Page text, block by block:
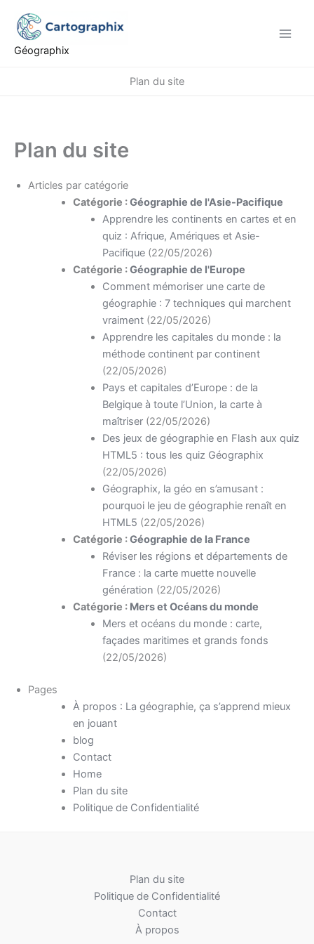
contenu
Géographix
Plan du site
Plan du site
Articles par catégorie
Catégorie :Géographie de l'Asie-Pacifique
Apprendre les continents en cartes et en
quiz : Afrique, Amériques et Asie-
Pacifique(22/05/2026)
Catégorie :Géographie de l'Europe
Comment mémoriser une carte de
géographie : 7 techniques qui marchent
vraiment(22/05/2026)
Apprendre les capitales du monde : la
méthode continent par continent
(22/05/2026)
Pays et capitales d’Europe : de la
Belgique à toute l’Union, la carte à
maîtriser(22/05/2026)
Des jeux de géographie en Flash aux quiz
HTML5 : tous les quiz Géographix
(22/05/2026)
Géographix, la géo en s’amusant :
pourquoi le jeu de géographie renaît en
HTML5 (22/05/2026)
Catégorie :Géographie de la France
Réviser les régions et départements de
France : la carte muette nouvelle
génération (22/05/2026)
Catégorie : Mers et Océans du monde
Mers et océans du monde : carte,
façades maritimes et grands fonds
(22/05/2026)
Pages
À propos : La géographie, ça s’apprend mieux
en jouant
blog
Contact
Home
Plan du site
Politique de Confidentialité
Plan du site
Politique de Confidentialité
Contact
À propos